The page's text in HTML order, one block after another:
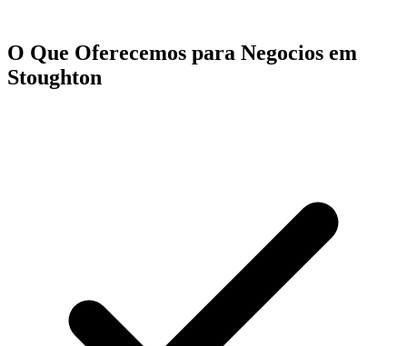
O Que Oferecemos para Negocios em
Stoughton